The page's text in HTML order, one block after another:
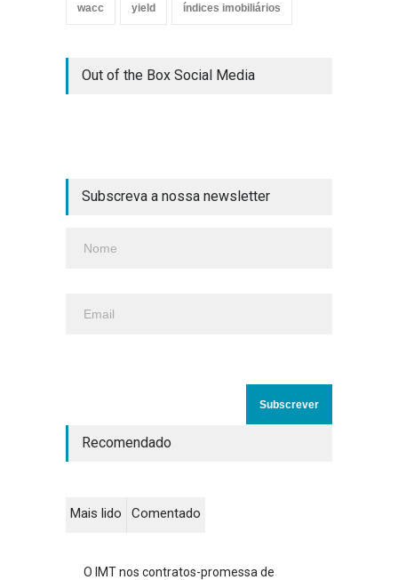
wacc yield índices imobiliários
Out of the Box Social Media
Subscreva a nossa newsletter
Recomendado
Mais lido Comentado
O IMT nos contratos-promessa de